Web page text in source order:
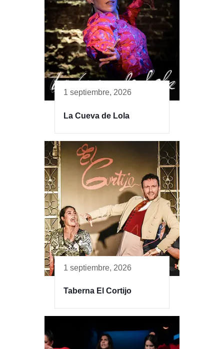
1 septiembre, 2026
La Cueva de Lola
1 septiembre, 2026
Taberna El Cortijo